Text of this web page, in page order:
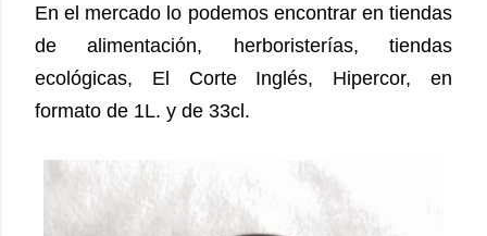
En el mercado lo podemos encontrar en tiendas
de alimentación, herboristerías, tiendas
ecológicas, El Corte Inglés, Hipercor, en
formato de 1L. y de 33cl.